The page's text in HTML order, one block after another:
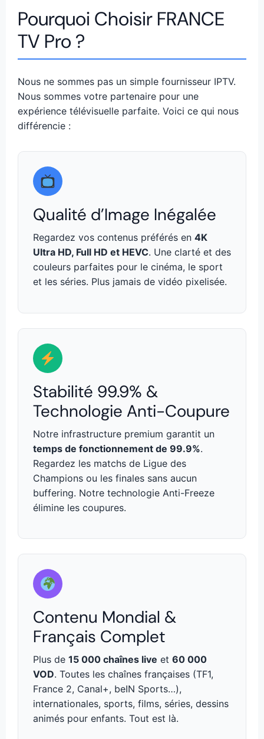
Pourquoi Choisir FRANCE
TV Pro ?
Nous ne sommes pas un simple fournisseur IPTV.
Nous sommes votre partenaire pour une
expérience télévisuelle parfaite. Voici ce qui nous
différencie :
Qualité d’Image Inégalée
Regardez vos contenus préférés en 4K
Ultra HD, Full HD et HEVC. Une clarté et des
couleurs parfaites pour le cinéma, le sport
et les séries. Plus jamais de vidéo pixelisée.
Stabilité 99.9% &
Technologie Anti-Coupure
Notre infrastructure premium garantit un
temps de fonctionnement de 99.9%.
Regardez les matchs de Ligue des
Champions ou les finales sans aucun
buffering. Notre technologie Anti-Freeze
élimine les coupures.
Contenu Mondial &
Français Complet
Plus de 15 000 chaînes live et 60 000
VOD. Toutes les chaînes françaises (TF1,
France 2, Canal+, beIN Sports…),
internationales, sports, films, séries, dessins
animés pour enfants. Tout est là.